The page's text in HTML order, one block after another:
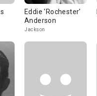
Eddie 'Rochester'
Anderson
Jackson